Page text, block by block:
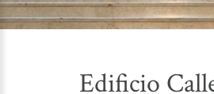
Edificio